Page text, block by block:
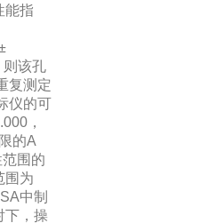
能指
则该孔
复测定
仪的可
，
的A
围的
围为
中制
下，操